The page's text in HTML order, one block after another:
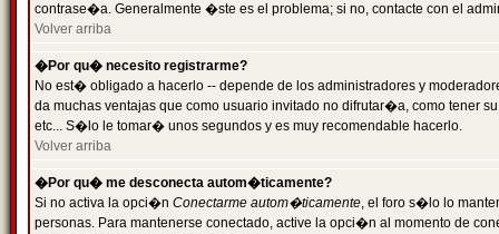
contrase�a. Generalmente �ste es el problema; si no, contacte con el
Volver arriba
�Por qu� necesito registrarme?
No est� obligado a hacerlo -- depende de los administradores y
da muchas ventajas que como usuario invitado no difrutar�a, como tener
etc... S�lo le tomar� unos segundos y es muy recomendable hacerlo.
Volver arriba
�Por qu� me desconecta autom�ticamente?
Si no activa la opci�n Conectarme autom�ticamente, el foro s�lo lo
personas. Para mantenerse conectado, active la opci�n al momento de